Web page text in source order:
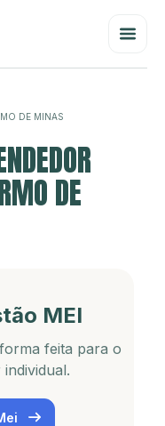
DE MINAS
DE
MEI
feita para o